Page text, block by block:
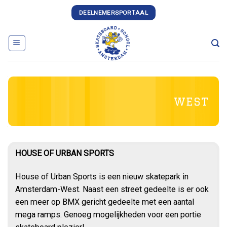
DEELNEMERSPORTAAL
WEST
HOUSE OF URBAN SPORTS
House of Urban Sports is een nieuw skatepark in
Amsterdam-West. Naast een street gedeelte is er ook
een meer op BMX gericht gedeelte met een aantal
mega ramps. Genoeg mogelijkheden voor een portie